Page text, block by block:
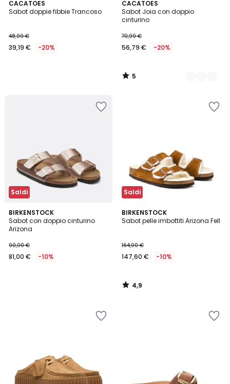
CACATOES
Sabot doppie fibbie Trancoso
48,99 €
39,19 € -20%
CACATOES
Sabot Joia con doppio
cinturino
70,99 €
56,79 € -20%
5
/
5
2
Colori
5
/
Saldi
BIRKENSTOCK
Sabot con doppio cinturino
Arizona
90,00 €
81,00 € -10%
Saldi
BIRKENSTOCK
Sabot pelle imbottiti Arizona Fell
164,00 €
147,60 € -10%
4,9
/ 5
4,9
/